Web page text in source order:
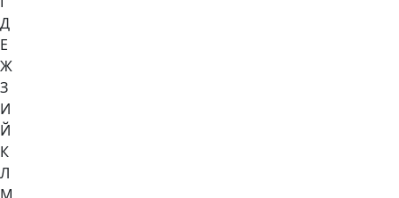
Д
Е
Ж
З
И
Й
К
Л